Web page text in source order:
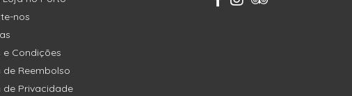
nos
e Condições
de Reembolso
de Privacidade